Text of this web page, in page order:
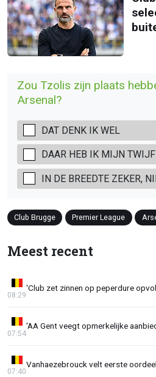
Zou Tzolis zijn plaats
Arsenal?
DAT DENK IK WEL
DAAR HEB IK MIJN
IN DE BREEDTE ZEKER,
Club Brugge Premier League
Meest recent
'Club zet zinnen op peperdure
08:29
'AA Gent veegt opmerkelijke
07:54
Vanhaezebrouck velt eerste
07:40